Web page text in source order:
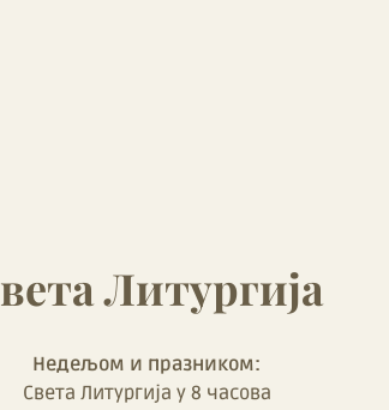
Литургија
Недељом и празником:
Света Литургија у 8 часова